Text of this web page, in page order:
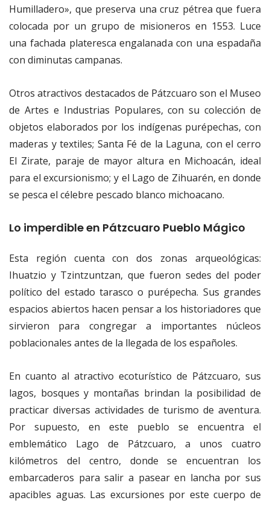
Humilladero», que preserva una cruz pétrea que fuera
colocada por un grupo de misioneros en 1553. Luce
una fachada plateresca engalanada con una espadaña
con diminutas campanas.
Otros atractivos destacados de Pátzcuaro son el Museo
de Artes e Industrias Populares, con su colección de
objetos elaborados por los indígenas purépechas, con
maderas y textiles; Santa Fé de la Laguna, con el cerro
El Zirate, paraje de mayor altura en Michoacán, ideal
para el excursionismo; y el Lago de Zihuarén, en donde
se pesca el célebre pescado blanco michoacano.
Lo imperdible en Pátzcuaro Pueblo Mágico
Esta región cuenta con dos zonas arqueológicas:
Ihuatzio y Tzintzuntzan, que fueron sedes del poder
político del estado tarasco o purépecha. Sus grandes
espacios abiertos hacen pensar a los historiadores que
sirvieron para congregar a importantes núcleos
poblacionales antes de la llegada de los españoles.
En cuanto al atractivo ecoturístico de Pátzcuaro, sus
lagos, bosques y montañas brindan la posibilidad de
practicar diversas actividades de turismo de aventura.
Por supuesto, en este pueblo se encuentra el
emblemático Lago de Pátzcuaro, a unos cuatro
kilómetros del centro, donde se encuentran los
embarcaderos para salir a pasear en lancha por sus
apacibles aguas. Las excursiones por este cuerpo de